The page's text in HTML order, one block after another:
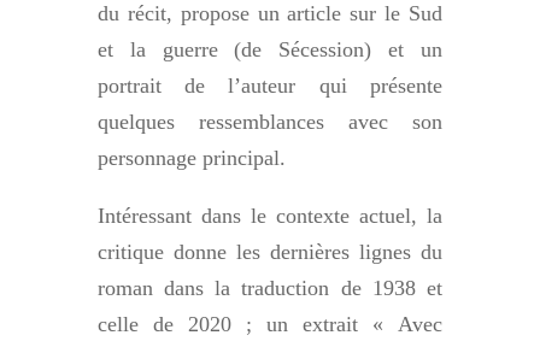
du récit, propose un article sur le Sud
et la guerre (de Sécession) et un
portrait de l’auteur qui présente
quelques ressemblances avec son
personnage principal.
Intéressant dans le contexte actuel, la
critique donne les dernières lignes du
roman dans la traduction de 1938 et
celle de 2020 ; un extrait « Avec